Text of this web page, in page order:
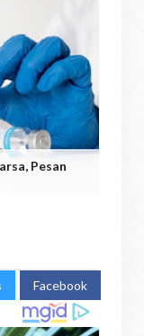
Pesan
Facebook